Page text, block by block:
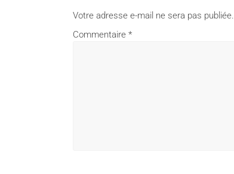
Votre adresse e-mail ne sera pas publiée.
Commentaire *